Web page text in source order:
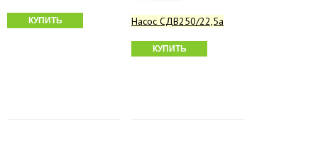
КУПИТЬ Насос СДВ250/22,5а
КУПИТЬ